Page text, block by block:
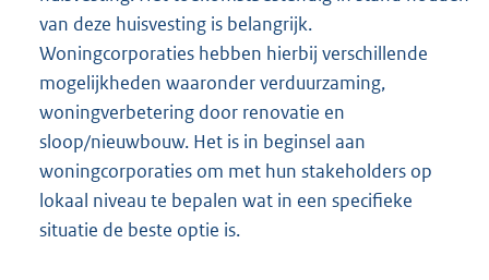
van deze huisvesting is belangrijk.
Woningcorporaties hebben hierbij verschillende
mogelijkheden waaronder verduurzaming,
woningverbetering door renovatie en
sloop/nieuwbouw. Het is in beginsel aan
woningcorporaties om met hun stakeholders op
lokaal niveau te bepalen wat in een specifieke
situatie de beste optie is.